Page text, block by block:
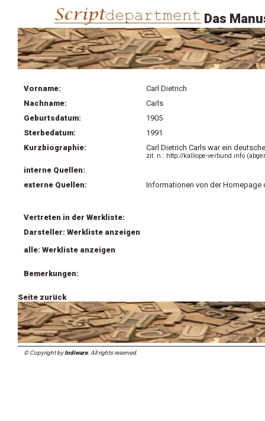
Das
Vorname:
Carl Dietrich
Nachname:
Carls
Geburtsdatum:
1905
Sterbedatum:
1991
Kurzbiographie:
Carl Dietrich Carls war ein
zit. n.: http://kalliope-verbund.info
interne Quellen:
externe Quellen:
Informationen von der Homepage
Vertreten in der Werkliste:
Darsteller: Werkliste anzeigen
alle: Werkliste anzeigen
Bemerkungen:
Seite zurück
© Copyright byIndiware. All rights reserved.